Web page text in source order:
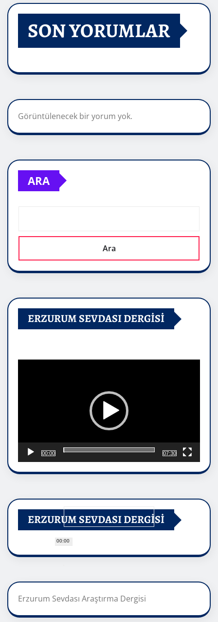
SON YORUMLAR
Görüntülenecek bir yorum yok.
ARA
Ara
ERZURUM SEVDASI DERGİSİ
00:00
00:00
07:30
ERZURUM SEVDASI DERGİSİ
Erzurum Sevdası Araştırma Dergisi